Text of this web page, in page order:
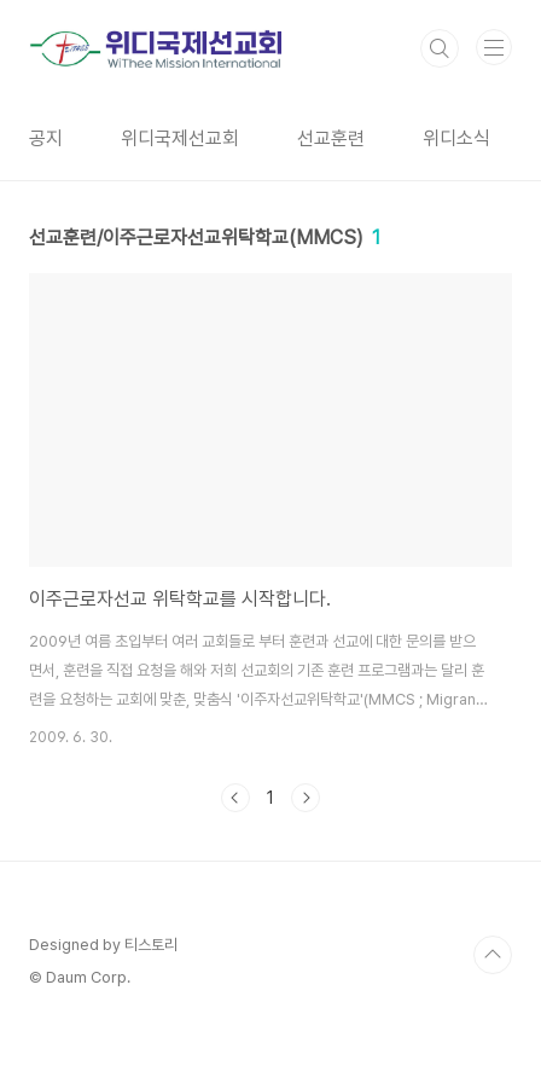
공지 위디국제선교회 선교훈련 위디소식
선교훈련/이주근로자선교위탁학교(MMCS) 1
이주근로자선교 위탁학교를 시작합니다.
2009년 여름 초입부터 여러 교회들로 부터 훈련과 선교에 대한 문의를 받으
면서, 훈련을 직접 요청을 해와 저희 선교회의 기존 훈련 프로그램과는 달리 훈
련을 요청하는 교회에 맞춘, 맞춤식 '이주자선교위탁학교'(MMCS ; Migrant
workers Mission Consignment School)를 개강하게 되었습니다. 저희
실습을 통한 훈련, 자원봉사, 심방, 전도, 기도등 이주근로자 사역 현장을 체험
2009. 6. 30.
1
Designed by 티스토리
© Daum Corp.